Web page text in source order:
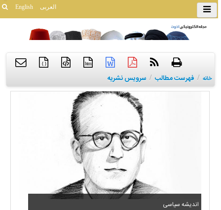
English العربی
htm
{ }
خانه / فهرست مطالب / سرویس نشریه
اندیشه سیاسی